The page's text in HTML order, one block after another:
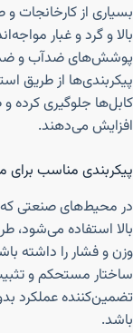
بسیاری از
بالا و گرد و غبار
پوشش‌های ضدآب و ضد
پیکربندی‌ها از طریق
کابل‌ها جلوگیری کرده
افزایش می‌دهند.
پیکربندی مناسب برای
در محیط‌های صنعتی
بالا استفاده می‌شود،
وزن و فشار را داشته
ساختار مستحکم و
تضمین‌کننده عملکرد
باشد.